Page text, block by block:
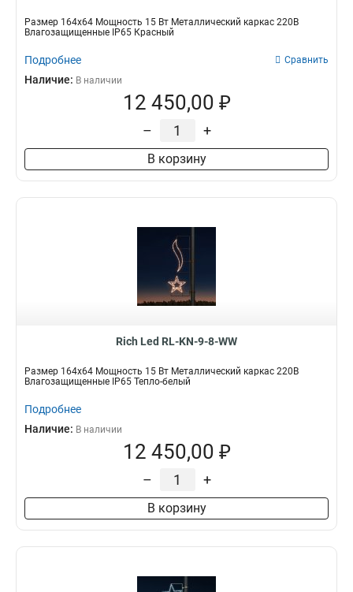
Размер 164х64 Мощность 15 Вт Металлический каркас 220В
Влагозащищенные IP65 Красный
Подробнее Сравнить
Наличие: В наличии
12 450,00 ₽
– +
В корзину
Rich Led RL-KN-9-8-WW
Размер 164х64 Мощность 15 Вт Металлический каркас 220В
Влагозащищенные IP65 Тепло-белый
Подробнее
Наличие: В наличии
12 450,00 ₽
– +
В корзину